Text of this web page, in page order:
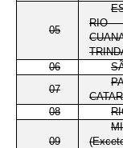
05
RIO
06
07
08
09